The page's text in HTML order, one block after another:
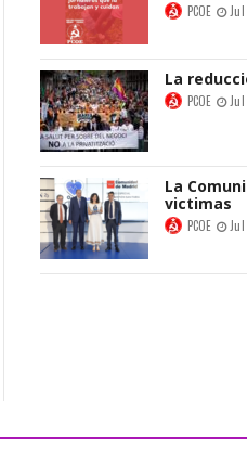
PCOE
La
PCOE
La
victimas
PCOE